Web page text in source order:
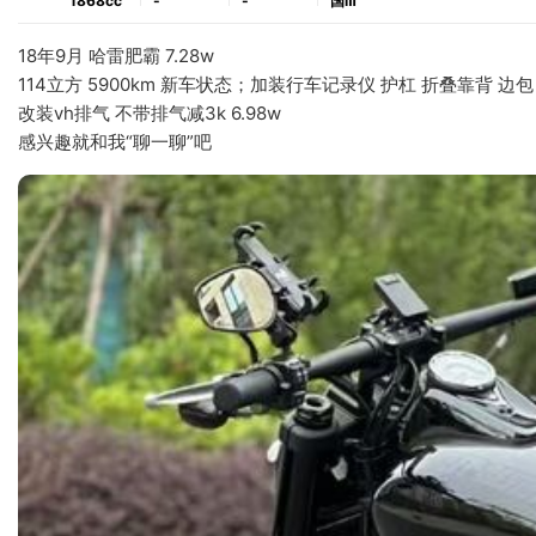
18年9月 哈雷肥霸 7.28w
114立方 5900km 新车状态；加装行车记录仪 护杠 折叠靠背 边
改装vh排气 不带排气减3k 6.98w
感兴趣就和我“聊一聊”吧